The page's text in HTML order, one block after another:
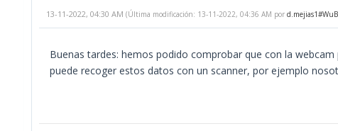
13-11-2022, 04:30 AM (Última modificación: 13-11-2022, 04:36 AM por
Buenas tardes: hemos podido comprobar que con la
puede recoger estos datos con un scanner, por ejemplo